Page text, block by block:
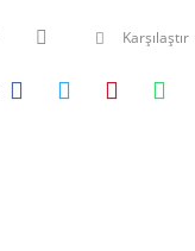
Karşılaştır